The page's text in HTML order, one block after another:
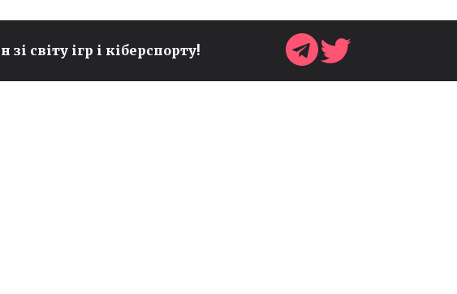
світу ігр і кіберспорту!
РОЗШИРЕНИЙ ОГЛЯД GTA 6,
УКРАЇНА БУДЕ
ПРЕДСТАВЛЕНА НА
GAMESCOM 2026 ОДРАЗУ У